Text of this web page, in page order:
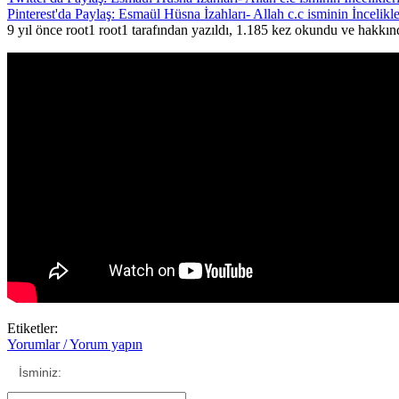
Pinterest'da Paylaş: Esmaül Hüsna İzahları- Allah c.c isminin
9 yıl önce root1 root1 tarafından yazıldı, 1.185 kez okundu ve
Etiketler:
Yorumlar / Yorum yapın
İsminiz: